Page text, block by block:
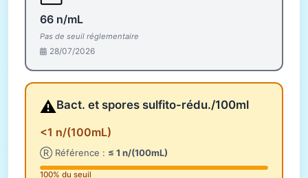
66 n/mL
Pas de seuil réglementaire
28/07/2026
⚠️Bact. et spores sulfito-rédu./100ml
<1 n/(100mL)
Ⓡ Référence : ≤ 1 n/(100mL)
100% du seuil